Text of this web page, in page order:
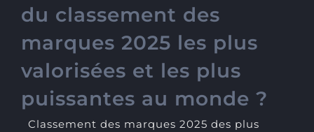
du classement des
marques 2025 les plus
valorisées et les plus
puissantes au monde ?
Classement des marques 2025 des plus